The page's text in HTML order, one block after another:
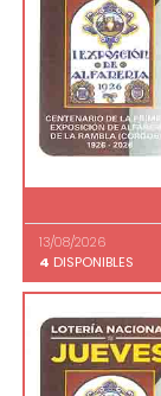
13/08/2026
4 DISPONIBLES